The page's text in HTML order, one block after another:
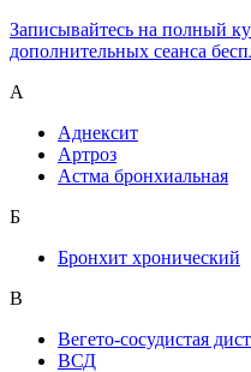
Записывайтесь на полный
дополнительных сеанса
А
Аднексит
Артроз
Астма бронхиальная
Б
Бронхит хронический
В
Вегето-сосудистая
ВСД